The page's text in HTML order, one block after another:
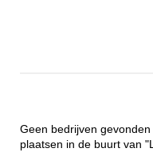
Geen bedrijven
plaatsen in de buurt van